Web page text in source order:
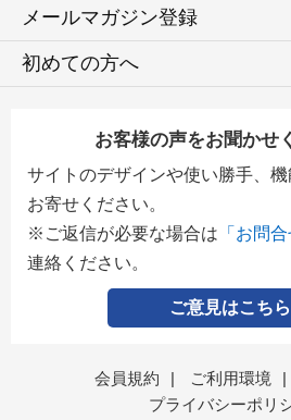
メールマガジン登録
初めての方へ
お客様の声をお聞かせ
サイトのデザインや使い勝手、
お寄せください。
※ご返信が必要な場合は 「お問
連絡ください。
ご意見はこちら
会員規約 | ご利用環境 |
プライバシーポリ